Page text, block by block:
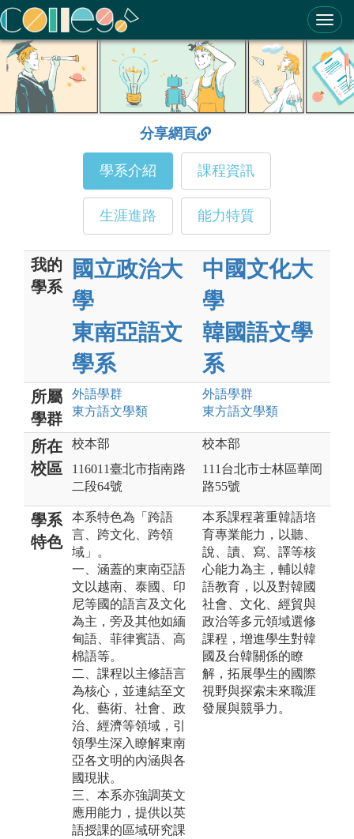
ColleGo! 大學選才與高中育才輔助系統
分享網頁
學系介紹 課程資訊
生涯進路 能力特質
我的
學系
國立政治大
學
東南亞語文
學系
中國文化大
學
韓國語文學
系
所屬
學群
外語學群
東方語文學類
外語學群
東方語文學類
所在
校區
校本部
116011臺北市指南路
二段64號
校本部
111台北市士林區華岡
路55號
學系
特色
本系特色為「跨語
言、跨文化、跨領
域」。
一、涵蓋的東南亞語
文以越南、泰國、印
尼等國的語言及文化
為主，旁及其他如緬
甸語、菲律賓語、高
棉語等。
二、課程以主修語言
為核心，並連結至文
化、藝術、社會、政
治、經濟等領域，引
領學生深入瞭解東南
亞各文明的內涵與各
國現狀。
三、本系亦強調英文
應用能力，提供以英
語授課的區域研究課
本系課程著重韓語培
育專業能力，以聽、
說、讀、寫、譯等核
心能力為主，輔以韓
語教育，以及對韓國
社會、文化、經貿與
政治等多元領域選修
課程，增進學生對韓
國及台韓關係的瞭
解，拓展學生的國際
視野與探索未來職涯
發展與競爭力。